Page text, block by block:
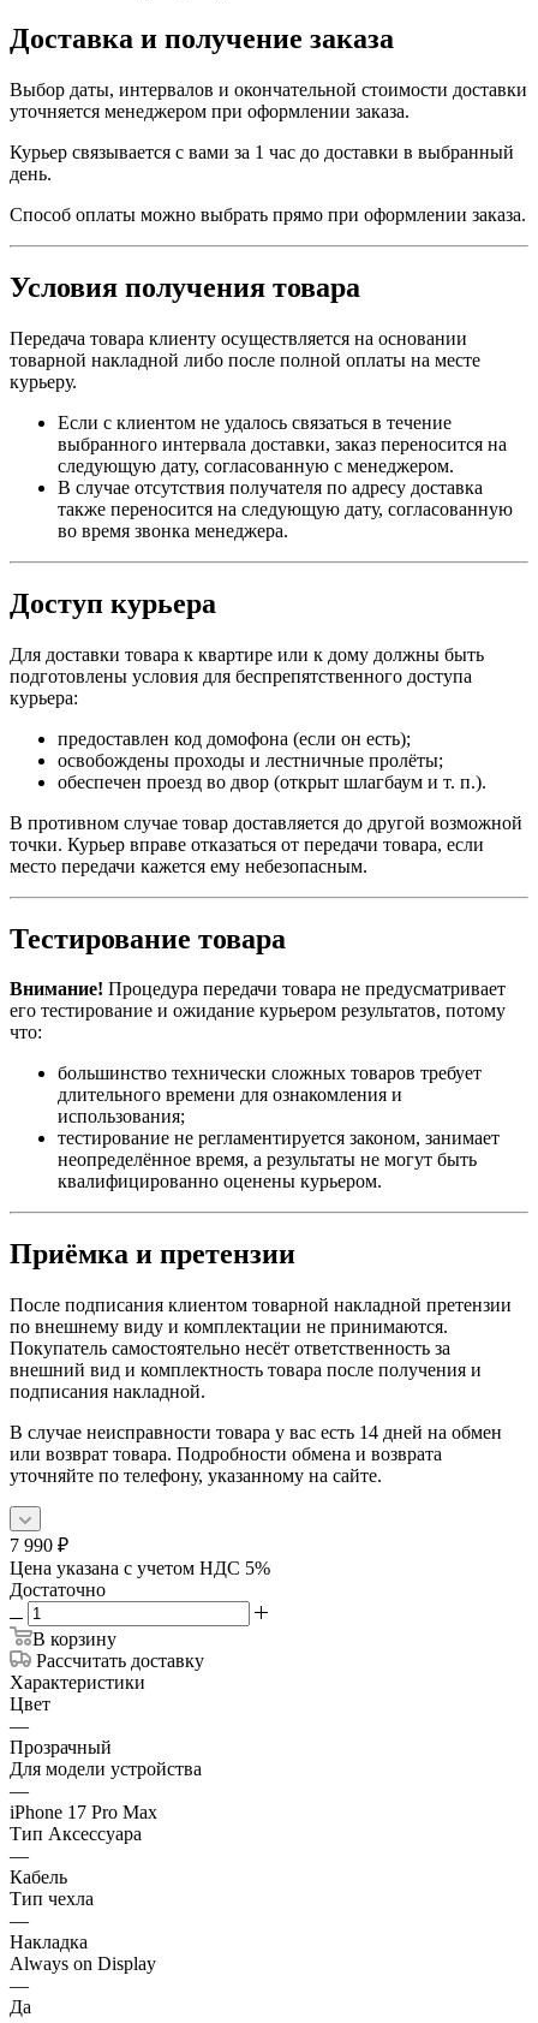
Доставка и получение заказа
Выбор даты, интервалов и окончательной стоимости доставки
уточняется менеджером при оформлении заказа.
Курьер связывается с вами за 1 час до доставки в выбранный
день.
Способ оплаты можно выбрать прямо при оформлении заказа.
Условия получения товара
Передача товара клиенту осуществляется на основании
товарной накладной либо после полной оплаты на месте
курьеру.
Если с клиентом не удалось связаться в течение
выбранного интервала доставки, заказ переносится на
следующую дату, согласованную с менеджером.
В случае отсутствия получателя по адресу доставка
также переносится на следующую дату, согласованную
во время звонка менеджера.
Доступ курьера
Для доставки товара к квартире или к дому должны быть
подготовлены условия для беспрепятственного доступа
курьера:
предоставлен код домофона (если он есть);
освобождены проходы и лестничные пролёты;
обеспечен проезд во двор (открыт шлагбаум и т. п.).
В противном случае товар доставляется до другой возможной
точки. Курьер вправе отказаться от передачи товара, если
место передачи кажется ему небезопасным.
Тестирование товара
Внимание! Процедура передачи товара не предусматривает
его тестирование и ожидание курьером результатов, потому
что:
большинство технически сложных товаров требует
длительного времени для ознакомления и
использования;
тестирование не регламентируется законом, занимает
неопределённое время, а результаты не могут быть
квалифицированно оценены курьером.
Приёмка и претензии
После подписания клиентом товарной накладной претензии
по внешнему виду и комплектации не принимаются.
Покупатель самостоятельно несёт ответственность за
внешний вид и комплектность товара после получения и
подписания накладной.
В случае неисправности товара у вас есть 14 дней на обмен
или возврат товара. Подробности обмена и возврата
уточняйте по телефону, указанному на сайте.
7 990 ₽
Цена указана с учетом НДС 5%
Достаточно
В корзину
Рассчитать доставку
Характеристики
Цвет
—
Прозрачный
Для модели устройства
—
iPhone 17 Pro Max
Тип Аксессуара
—
Кабель
Тип чехла
—
Накладка
Always on Display
—
Да